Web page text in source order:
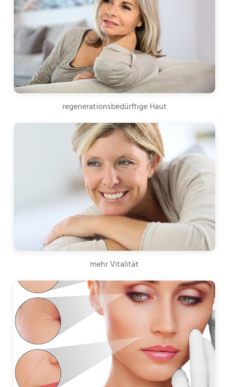
regenerationsbedürftige Haut
mehr Vitalität